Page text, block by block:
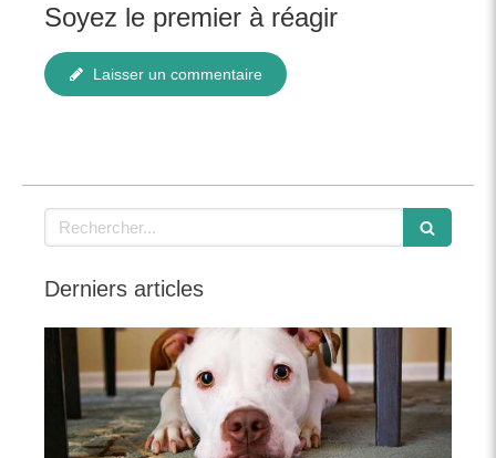
Soyez le premier à réagir
Laisser un commentaire
Rechercher
Derniers articles